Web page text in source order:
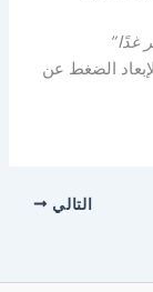
غدًا”
الضغط عن
التالي